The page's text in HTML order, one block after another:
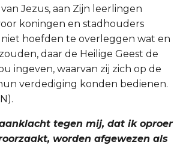
Jezus, aan Zijn leerlingen
koningen en stadhouders
hoefden te overleggen wat en
daar de Heilige Geest de
ingeven, waarvan zij zich op de
verdediging konden bedienen.
aanklacht tegen mij, dat ik oproer
worden afgewezen als